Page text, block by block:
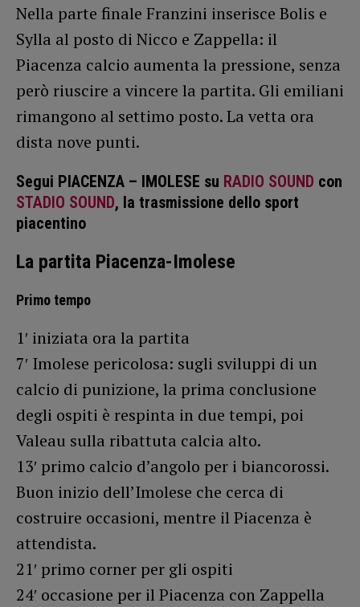
Nella parte finale Franzini inserisce Bolis e
Sylla al posto di Nicco e Zappella: il
Piacenza calcio aumenta la pressione, senza
però riuscire a vincere la partita. Gli emiliani
rimangono al settimo posto. La vetta ora
dista nove punti.
Segui PIACENZA – IMOLESE su RADIO SOUND con
STADIO SOUND, la trasmissione dello sport
piacentino
La partita Piacenza-Imolese
Primo tempo
1′ iniziata ora la partita
7′ Imolese pericolosa: sugli sviluppi di un
calcio di punizione, la prima conclusione
degli ospiti è respinta in due tempi, poi
Valeau sulla ribattuta calcia alto.
13′ primo calcio d’angolo per i biancorossi.
Buon inizio dell’Imolese che cerca di
costruire occasioni, mentre il Piacenza è
attendista.
21′ primo corner per gli ospiti
24′ occasione per il Piacenza con Zappella